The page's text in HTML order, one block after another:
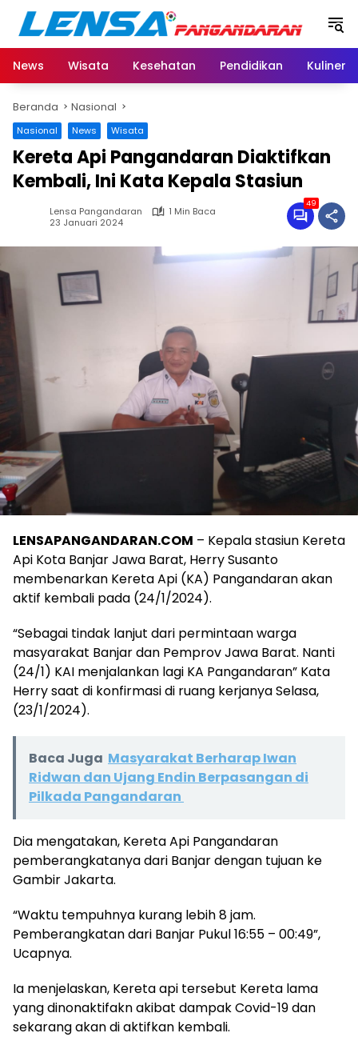
Langsung
konten
News
Wisata Kesehatan Pendidikan Kuliner
Beranda Nasional
Nasional News Wisata
Kereta Api Pangandaran Diaktifkan
Kembali, Ini Kata Kepala Stasiun
Lensa Pangandaran
1 Min Baca
23 Januari 2024
49
LENSAPANGANDARAN.COM – Kepala stasiun Kereta
Api Kota Banjar Jawa Barat, Herry Susanto
membenarkan Kereta Api (KA) Pangandaran akan
aktif kembali pada (24/1/2024).
“Sebagai tindak lanjut dari permintaan warga
masyarakat Banjar dan Pemprov Jawa Barat. Nanti
(24/1) KAI menjalankan lagi KA Pangandaran” Kata
Herry saat di konfirmasi di ruang kerjanya Selasa,
(23/1/2024).
Baca Juga Masyarakat Berharap Iwan
Ridwan dan Ujang Endin Berpasangan di
Pilkada Pangandaran
Dia mengatakan, Kereta Api Pangandaran
pemberangkatanya dari Banjar dengan tujuan ke
Gambir Jakarta.
“Waktu tempuhnya kurang lebih 8 jam.
Pemberangkatan dari Banjar Pukul 16:55 – 00:49”,
Ucapnya.
Ia menjelaskan, Kereta api tersebut Kereta lama
yang dinonaktifakn akibat dampak Covid-19 dan
sekarang akan di aktifkan kembali.